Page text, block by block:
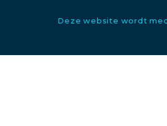
Deze website wordt